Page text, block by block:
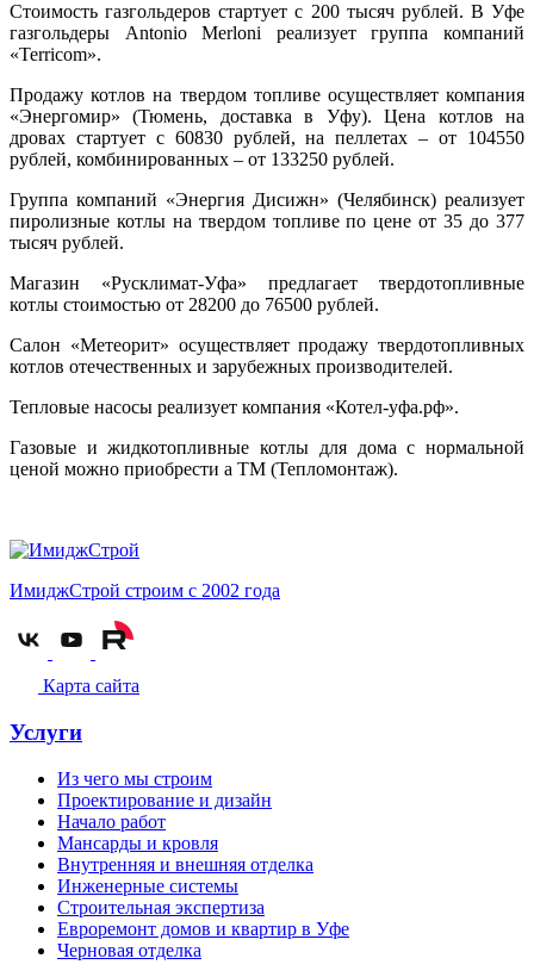
Стоимость газгольдеров стартует с 200 тысяч рублей. В Уфе
газгольдеры Antonio Merloni реализует группа компаний
«Terricom».
Продажу котлов на твердом топливе осуществляет компания
«Энергомир» (Тюмень, доставка в Уфу). Цена котлов на
дровах стартует с 60830 рублей, на пеллетах – от 104550
рублей, комбинированных – от 133250 рублей.
Группа компаний «Энергия Дисижн» (Челябинск) реализует
пиролизные котлы на твердом топливе по цене от 35 до 377
тысяч рублей.
Магазин «Русклимат-Уфа» предлагает твердотопливные
котлы стоимостью от 28200 до 76500 рублей.
Салон «Метеорит» осуществляет продажу твердотопливных
котлов отечественных и зарубежных производителей.
Тепловые насосы реализует компания «Котел-уфа.рф».
Газовые и жидкотопливные котлы для дома с нормальной
ценой можно приобрести а ТМ (Тепломонтаж).
ИмиджСтрой строим с 2002 года
Карта сайта
Услуги
Из чего мы строим
Проектирование и дизайн
Начало работ
Мансарды и кровля
Внутренняя и внешняя отделка
Инженерные системы
Строительная экспертиза
Евроремонт домов и квартир в Уфе
Черновая отделка